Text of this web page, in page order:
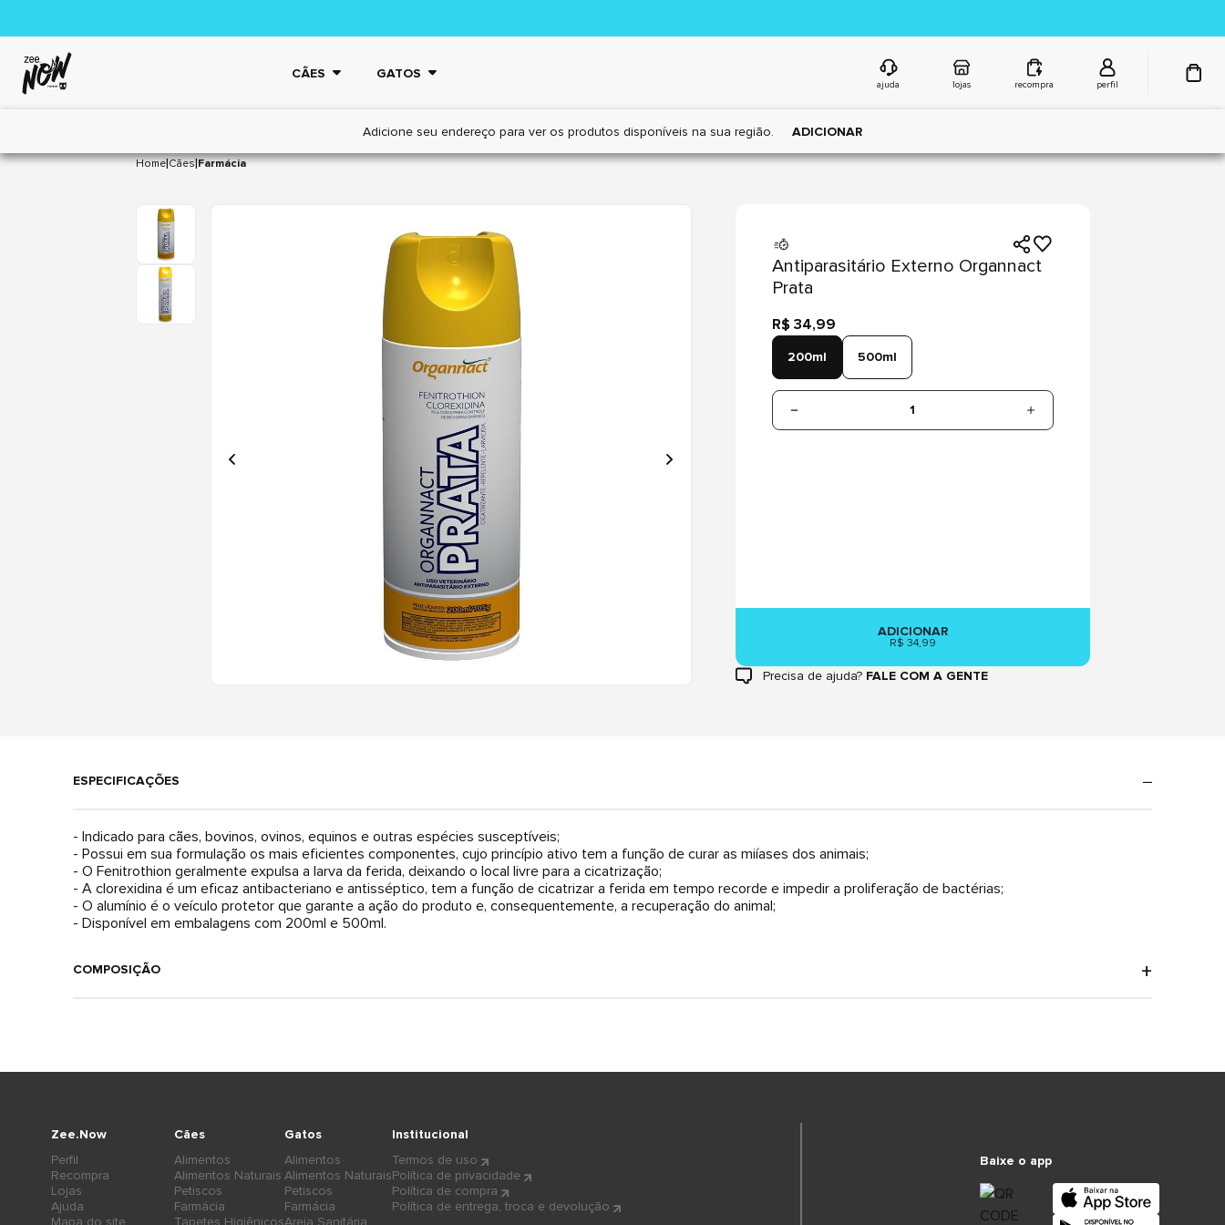
CÃES GATOS
ajuda lojas recompra perfil
Adicione seu endereço para ver os produtos disponíveis na sua região. ADICIONAR
Home|Cães|Farmácia
Antiparasitário Externo Organnact
Prata
R$ 34,99
200ml 500ml
1
ADICIONAR
R$ 34,99
Precisa de ajuda? FALE COM A GENTE
ESPECIFICAÇÕES
- Indicado para cães, bovinos, ovinos, equinos e outras espécies susceptíveis;
- Possui em sua formulação os mais eficientes componentes, cujo princípio ativo tem a função de curar as miíases dos animais;
- O Fenitrothion geralmente expulsa a larva da ferida, deixando o local livre para a cicatrização;
- A clorexidina é um eficaz antibacteriano e antisséptico, tem a função de cicatrizar a ferida em tempo recorde e impedir a proliferação de bactérias;
- O alumínio é o veículo protetor que garante a ação do produto e, consequentemente, a recuperação do animal;
- Disponível em embalagens com 200ml e 500ml.
COMPOSIÇÃO
Cães
Alimentos
Alimentos Naturais
Petiscos
Farmácia
Tapetes Higiênicos
Gatos
Alimentos
Alimentos Naturais
Petiscos
Farmácia
Areia Sanitária
Zee.Now
Perfil
Recompra
Lojas
Ajuda
Mapa do site
Institucional
Termos de uso
Política de privacidade
Política de compra
Política de entrega, troca e devolução
Baixe o app